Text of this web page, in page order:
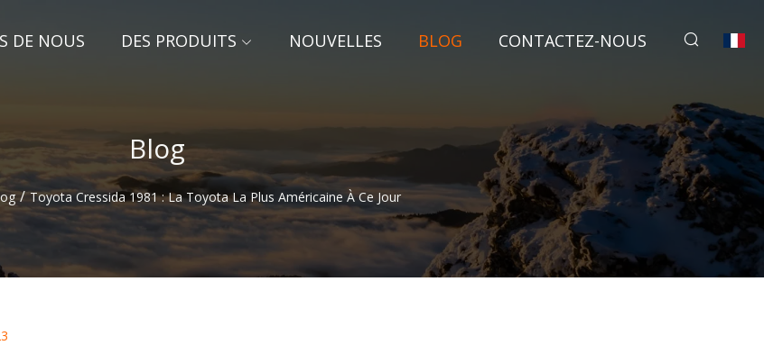
DE NOUS DES PRODUITS NOUVELLES BLOG CONTACTEZ-NOUS
Blog
/ Toyota Cressida 1981 : La Toyota La Plus Américaine À Ce Jour